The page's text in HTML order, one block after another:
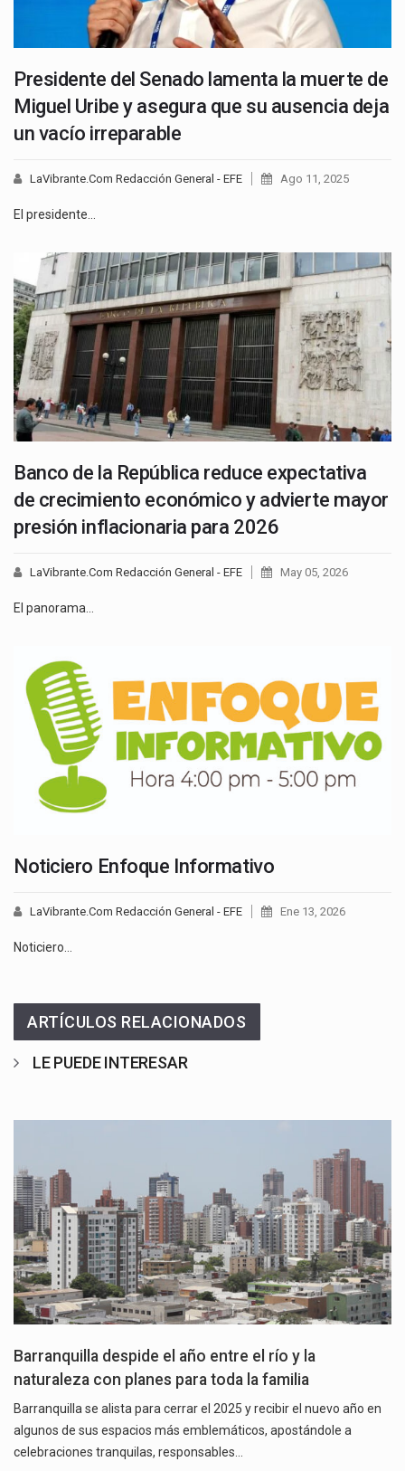
Presidente del Senado lamenta la muerte de
Miguel Uribe y asegura que su ausencia deja
un vacío irreparable
LaVibrante.Com Redacción General - EFE Ago 11, 2025
El presidente…
Banco de la República reduce expectativa
de crecimiento económico y advierte mayor
presión inflacionaria para 2026
LaVibrante.Com Redacción General - EFE May 05, 2026
El panorama…
Noticiero Enfoque Informativo
LaVibrante.Com Redacción General - EFE Ene 13, 2026
Noticiero…
ARTÍCULOS RELACIONADOS
LE PUEDE INTERESAR
Barranquilla despide el año entre el río y la
naturaleza con planes para toda la familia
Barranquilla se alista para cerrar el 2025 y recibir el nuevo año en
algunos de sus espacios más emblemáticos, apostándole a
celebraciones tranquilas, responsables…